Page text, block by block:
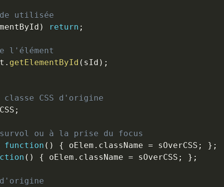
utilisée
) return ;
l'élément
. getElementById ( sId ) ;
CSS d'origine
;
survol ou à la prise du focus
function ( ) { oElem . className = sOverCSS ; } ;
( ) { oElem . className = sOverCSS ; } ;